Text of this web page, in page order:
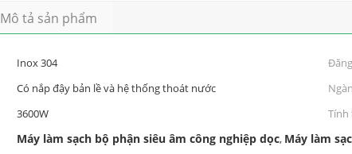
Mô tả sản phẩm
Inox 304
Có nắp đậy bản lề và hệ thống thoát nước
3600W
Máy làm sạch bộ phận siêu âm công nghiệp dọc, Máy làm